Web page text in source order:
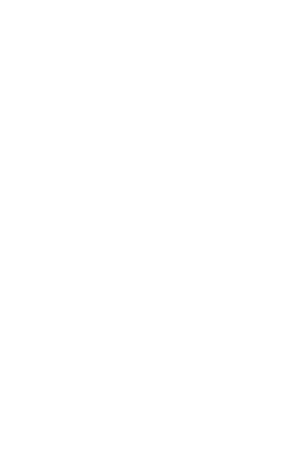
hombre— que estás
He preparado un
a reconocer las 8
cambiando, junto
Portal 8/8 desde la
transformación
Mira aquí el
https://youtu.be/